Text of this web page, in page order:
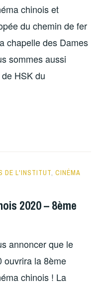
chinois et
du chemin de fer
chapelle des Dames
sommes aussi
HSK du
DE L'INSTITUT,CINÉMA
2020 – 8ème
annoncer que le
ouvrira la 8ème
chinois ! La